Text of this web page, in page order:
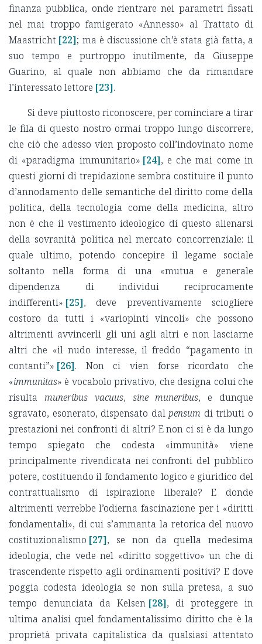
finanza pubblica, onde rientrare nei parametri fissati
nel mai troppo famigerato «Annesso» al Trattato di
Maastricht [22]; ma è discussione ch’è stata già fatta, a
suo tempo e purtroppo inutilmente, da Giuseppe
Guarino, al quale non abbiamo che da rimandare
l’interessato lettore [23].
Si deve piuttosto riconoscere, per cominciare a tirar
le fila di questo nostro ormai troppo lungo discorrere,
che ciò che adesso vien proposto coll’indovinato nome
di «paradigma immunitario» [24], e che mai come in
questi giorni di trepidazione sembra costituire il punto
d’annodamento delle semantiche del diritto come della
politica, della tecnologia come della medicina, altro
non è che il vestimento ideologico di questo alienarsi
della sovranità politica nel mercato concorrenziale: il
quale ultimo, potendo concepire il legame sociale
soltanto nella forma di una «mutua e generale
dipendenza di individui reciprocamente
indifferenti» [25], deve preventivamente sciogliere
costoro da tutti i «variopinti vincoli» che possono
altrimenti avvincerli gli uni agli altri e non lasciarne
altri che «il nudo interesse, il freddo “pagamento in
contanti”» [26]. Non ci vien forse ricordato che
«immunitas» è vocabolo privativo, che designa colui che
risulta muneribus vacuus, sine muneribus, e dunque
sgravato, esonerato, dispensato dalpensum di tributi o
prestazioni nei confronti di altri? E non ci si è da lungo
tempo spiegato che codesta «immunità» viene
principalmente rivendicata nei confronti del pubblico
potere, costituendo il fondamento logico e giuridico del
contrattualismo di ispirazione liberale? E donde
altrimenti verrebbe l’odierna fascinazione per i «diritti
fondamentali», di cui s’ammanta la retorica del nuovo
costituzionalismo [27], se non da quella medesima
ideologia, che vede nel «diritto soggettivo» un che di
trascendente rispetto agli ordinamenti positivi? E dove
poggia codesta ideologia se non sulla pretesa, a suo
tempo denunciata da Kelsen [28], di proteggere in
ultima analisi quel fondamentalissimo diritto che è la
proprietà privata capitalistica da qualsiasi attentato